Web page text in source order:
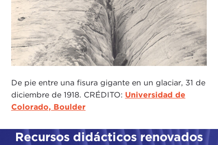
De pie entre una fisura gigante en un glaciar, 31 de
diciembre de 1918. CRÉDITO: Universidad de
Colorado, Boulder
Recursos didácticos renovados